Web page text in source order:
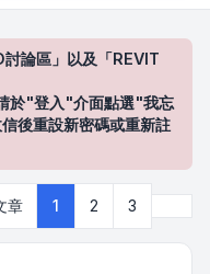
論區」以及「REVIT
於"登入"介面點選"我忘
後重設新密碼或重新註
章 1 2 3